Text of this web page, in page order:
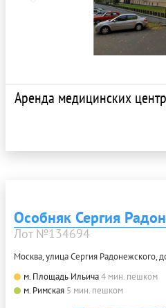
Аренда медицинских
Особняк Сергия
Лот №134694
Москва, улица Сергия Радонежского,
м. Площадь Ильича4 мин. пешком
м. Римская 5 мин. пешком